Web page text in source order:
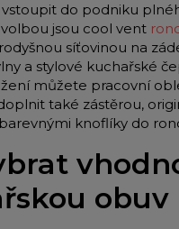
do podniku
jsou cool vent
síťovinou na
a stylové kuchařské
můžete pracovní
také zástěrou,
knoflíky do
obuv